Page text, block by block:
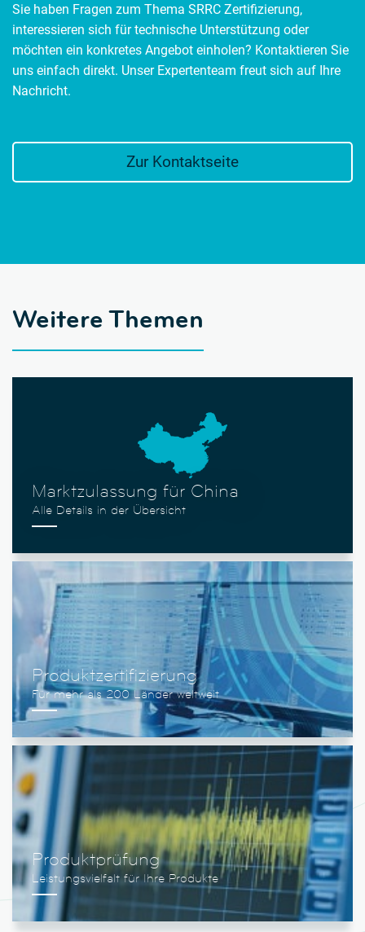
Sie haben Fragen zum Thema SRRC Zertifizierung,
interessieren sich für technische Unterstützung oder
möchten ein konkretes Angebot einholen? Kontaktieren Sie
uns einfach direkt. Unser Expertenteam freut sich auf Ihre
Nachricht.
Zur Kontaktseite
Weitere Themen
Marktzulassung für China
Produktzertifizierung
Produktprüfung